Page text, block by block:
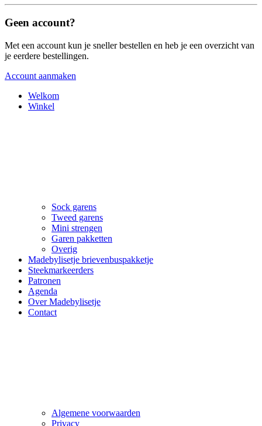
Geen account?
Met een account kun je sneller bestellen en heb je een overzicht van
je eerdere bestellingen.
Account aanmaken
Welkom
Winkel
Sock garens
Tweed garens
Mini strengen
Garen pakketten
Overig
Madebylisetje brievenbuspakketje
Steekmarkeerders
Patronen
Agenda
Over Madebylisetje
Contact
Algemene voorwaarden
Privacy